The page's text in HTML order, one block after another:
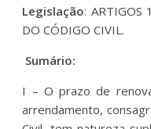
Legislação: ARTIGOS
DO CÓDIGO CIVIL.
Sumário:
I – O prazo de
arrendamento,